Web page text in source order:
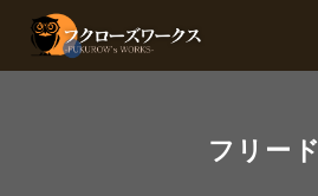
フリード